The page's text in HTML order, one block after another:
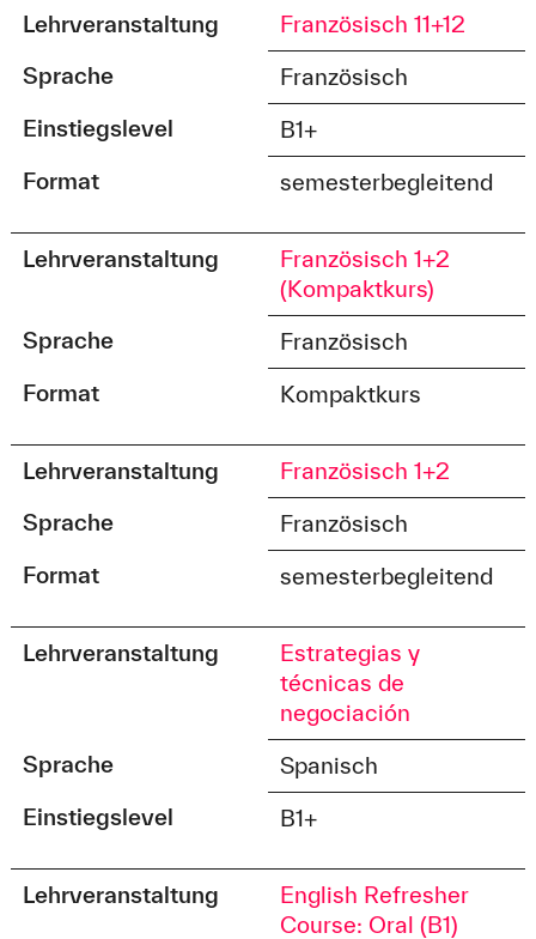
Lehrveranstaltung
Französisch 11+12
Sprache
Französisch
Einstiegslevel
B1+
Format
semesterbegleitend
Lehrveranstaltung
Französisch 1+2
(Kompaktkurs)
Sprache
Französisch
Format
Kompaktkurs
Lehrveranstaltung
Französisch 1+2
Sprache
Französisch
Format
semesterbegleitend
Lehrveranstaltung
Estrategias y
técnicas de
negociación
Sprache
Spanisch
Einstiegslevel
B1+
Lehrveranstaltung
English Refresher
Course: Oral (B1)